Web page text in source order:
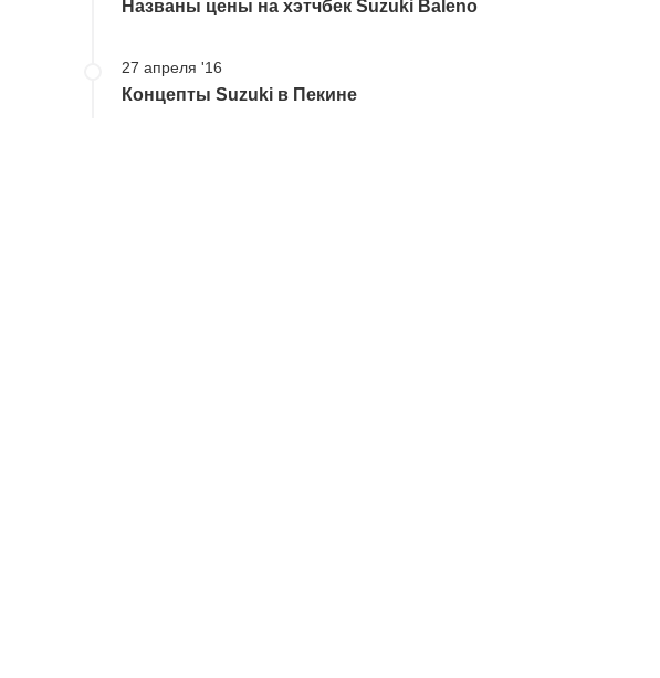
Названы цены на хэтчбек Suzuki Baleno
27 апреля '16
Концепты Suzuki в Пекине